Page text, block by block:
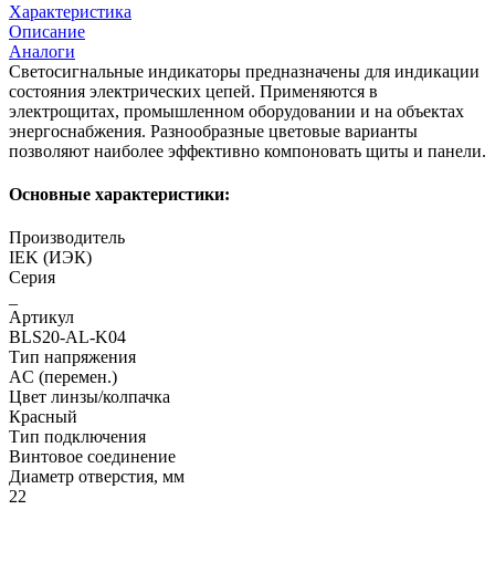
Характеристика
Описание
Аналоги
Светосигнальные индикаторы предназначены для индикации
состояния электрических цепей. Применяются в
электрощитах, промышленном оборудовании и на объектах
энергоснабжения. Разнообразные цветовые варианты
позволяют наиболее эффективно компоновать щиты и панели.
Основные характеристики:
Производитель
IEK (ИЭК)
Серия
Артикул
BLS20-AL-K04
Тип напряжения
AC (перемен.)
Цвет линзы/колпачка
Красный
Тип подключения
Винтовое соединение
Диаметр отверстия, мм
22